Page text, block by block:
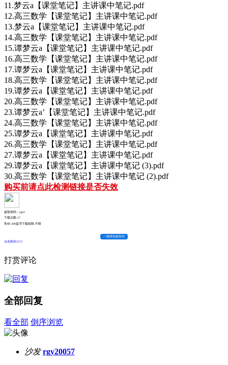
11.梦云a【课堂笔记】主讲课中笔记.pdf
12.高三数学【课堂笔记】主讲课中笔记.pdf
13.梦云a【课堂笔记】主讲课中笔记.pdf
14.高三数学【课堂笔记】主讲课中笔记.pdf
15.谭梦云a【课堂笔记】主讲课中笔记.pdf
16.高三数学【课堂笔记】主讲课中笔记.pdf
17.谭梦云a【课堂笔记】主讲课中笔记.pdf
18.高三数学【课堂笔记】主讲课中笔记.pdf
19.谭梦云a【课堂笔记】主讲课中笔记.pdf
20.高三数学【课堂笔记】主讲课中笔记.pdf
23.谭梦云a’【课堂笔记】主讲课中笔记.pdf
24.高三数学【课堂笔记】主讲课中笔记.pdf
25.谭梦云a【课堂笔记】主讲课中笔记.pdf
26.高三数学【课堂笔记】主讲课中笔记.pdf
27.谭梦云a【课堂笔记】主讲课中笔记.pdf
29.谭梦云a【课堂笔记】主讲课中笔记 (3).pdf
30.高三数学【课堂笔记】主讲课中笔记 (2).pdf
购买前请点此检测链接是否失效
提取密码：jqo1
下载次数:17
售价:200盘币下载权限:不限
一键复制提取码
点击购买2112
打赏评论
全部回复
看全部 倒序浏览
沙发 rgy20057